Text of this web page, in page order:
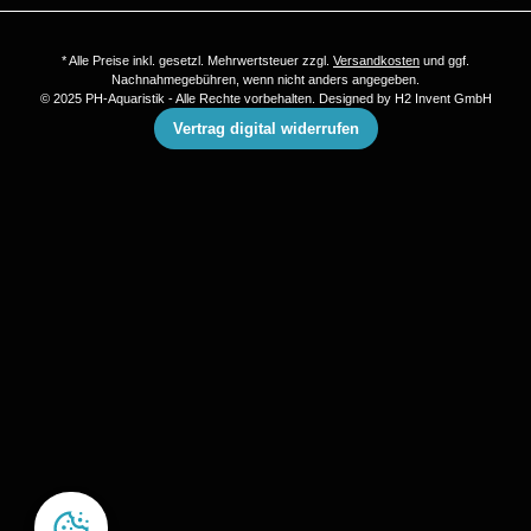
* Alle Preise inkl. gesetzl. Mehrwertsteuer zzgl. Versandkosten und ggf.
Nachnahmegebühren, wenn nicht anders angegeben.
© 2025 PH-Aquaristik - Alle Rechte vorbehalten. Designed by H2 Invent GmbH
Vertrag digital widerrufen